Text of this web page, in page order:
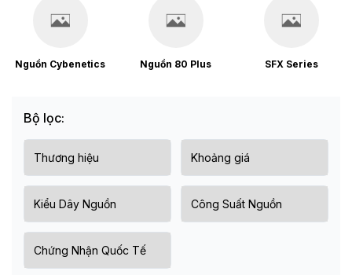
Nguồn Cybenetics Nguồn 80 Plus SFX Series
Bộ lọc: